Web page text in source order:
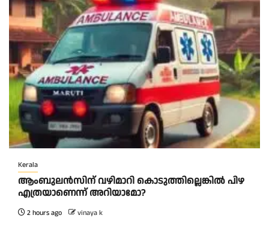
Kerala
ആംബുലന്‍സിന് വഴിമാറി കൊടുത്തില്ലെങ്കില്‍ പിഴ
എത്രയാണെന്ന് അറിയാമോ?
2 hours ago vinaya k